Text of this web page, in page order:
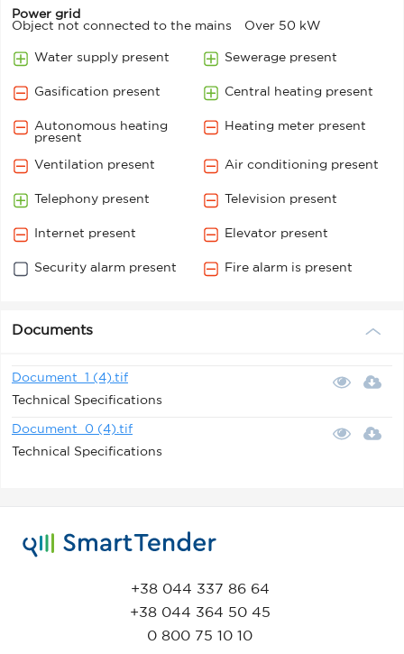
Power grid
Object not connected to the mains
Over 50 kW
Water supply present Sewerage present
Gasification present Central heating present
Autonomous heating
present
Heating meter present
Ventilation present Air conditioning present
Telephony present Television present
Internet present Elevator present
Security alarm present Fire alarm is present
Documents
Document_1 (4).tif
Technical Specifications
Document_0 (4).tif
Technical Specifications
+38 044 337 86 64
+38 044 364 50 45
0 800 75 10 10